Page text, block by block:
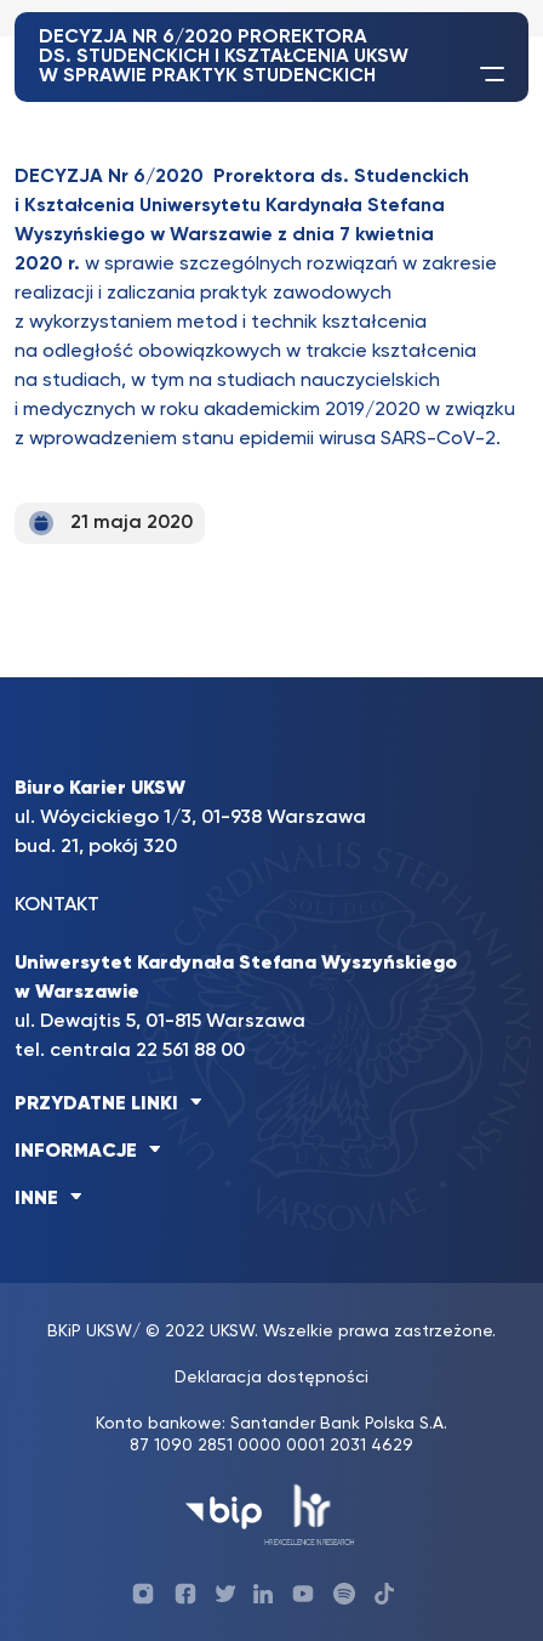
DECYZJA NR 6/2020 PROREKTORA
DS. STUDENCKICH I KSZTAŁCENIA UKSW
W SPRAWIE PRAKTYK STUDENCKICH
DECYZJA Nr 6/2020 Prorektora ds. Studenckich
i Kształcenia Uniwersytetu Kardynała Stefana
Wyszyńskiego w Warszawie z dnia 7 kwietnia
2020 r. w sprawie szczególnych rozwiązań w zakresie
realizacji i zaliczania praktyk zawodowych
z wykorzystaniem metod i technik kształcenia
na odległość obowiązkowych w trakcie kształcenia
na studiach, w tym na studiach nauczycielskich
i medycznych w roku akademickim 2019/2020 w związku
z wprowadzeniem stanu epidemii wirusa SARS-CoV-2.
21 maja 2020
Biuro Karier UKSW
ul. Wóycickiego 1/3, 01-938 Warszawa
bud. 21, pokój 320
KONTAKT
Uniwersytet Kardynała Stefana Wyszyńskiego
w Warszawie
ul. Dewajtis 5, 01-815 Warszawa
tel. centrala 22 561 88 00
PRZYDATNE LINKI
INFORMACJE
INNE
BKiP UKSW/ © 2022 UKSW. Wszelkie prawa zastrzeżone.
Deklaracja dostępności
Konto bankowe: Santander Bank Polska S.A.
87 1090 2851 0000 0001 2031 4629
Profil ProfilProfilProfil UKSWProfilUKSW